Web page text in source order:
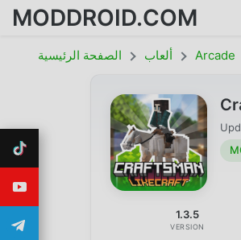
MODDROID.COM
الصفحة الرئيسية ألعاب Arcade
1.3.5
VERSION